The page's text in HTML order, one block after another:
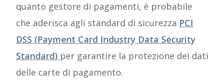
quanto gestore di pagamenti, è probabile
che aderisca agli standard di sicurezza PCI
DSS (Payment Card Industry Data Security
Standard) per garantire la protezione dei dati
delle carte di pagamento.